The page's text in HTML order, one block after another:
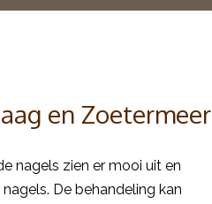
en Zoetermeer
nagels zien er mooi uit en
De behandeling kan